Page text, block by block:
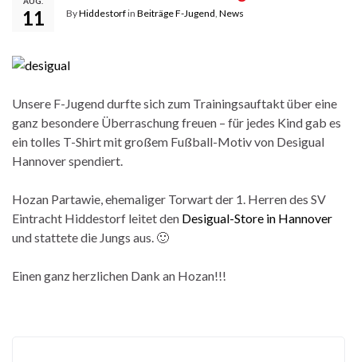
11 ByHiddestorfin Beiträge F-Jugend, News
Unsere F-Jugend durfte sich zum Trainingsauftakt über eine
ganz besondere Überraschung freuen – für jedes Kind gab es
ein tolles T-Shirt mit großem Fußball-Motiv von Desigual
Hannover spendiert.
Hozan Partawie, ehemaliger Torwart der 1. Herren des SV
Eintracht Hiddestorf leitet den Desigual-Store in Hannover
und stattete die Jungs aus. 🙂
Einen ganz herzlichen Dank an Hozan!!!